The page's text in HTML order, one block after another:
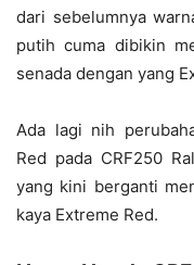
dari sebelumnya
putih cuma dibikin
senada dengan yang
Ada lagi nih
Red pada CRF250
yang kini berganti
kaya Extreme Red.